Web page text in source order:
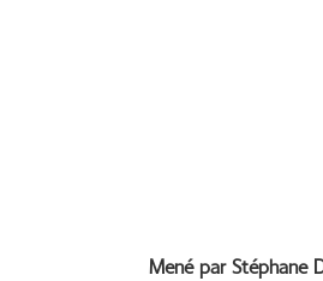
Mené par Stéphane